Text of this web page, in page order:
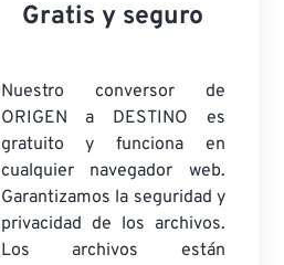
Gratis y seguro
Nuestro conversor de
ORIGEN a DESTINO es
gratuito y funciona en
cualquier navegador web.
Garantizamos la seguridad y
privacidad de los archivos.
Los archivos están